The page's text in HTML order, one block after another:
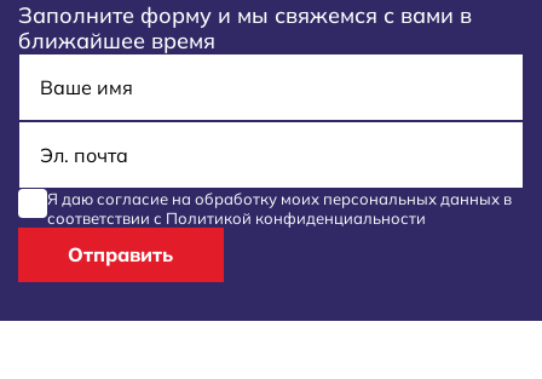
Заполните форму и мы свяжемся с вами в
ближайшее время
Я даю согласие на обработку моих персональных данных в
соответствии с Политикой конфиденциальности
Отправить